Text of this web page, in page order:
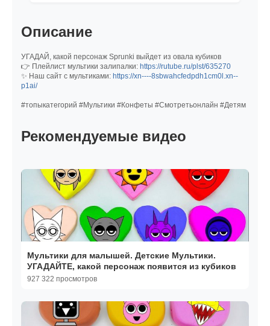
Описание
УГАДАЙ, какой персонаж Sprunki выйдет из овала кубиков
👉 Плейлист мультики залипалки: https://rutube.ru/plst/635270
✨ Наш сайт с мультиками: https://xn----8sbwahcfedpdh1cm0l.xn--
p1ai/
#топыкатегорий #Мультики #Конфеты #Смотретьонлайн #Детям
Рекомендуемые видео
Мультики для малышей. Детские Мультики.
УГАДАЙТЕ, какой персонаж появится из кубиков
927 322 просмотров